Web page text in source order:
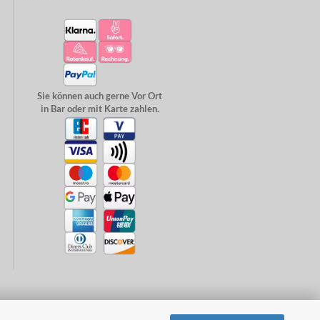
Sie können auch gerne Vor Ort
in Bar oder mit Karte zahlen.